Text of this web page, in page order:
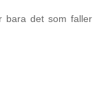
bara det som faller